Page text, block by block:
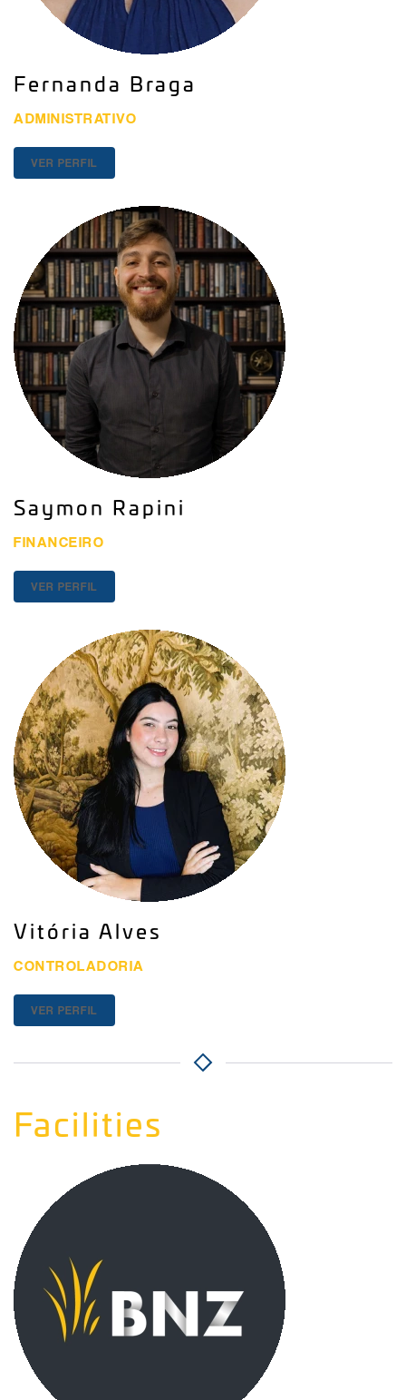
Fernanda Braga
ADMINISTRATIVO
VER PERFIL
Saymon Rapini
FINANCEIRO
VER PERFIL
Vitória Alves
CONTROLADORIA
VER PERFIL
Facilities